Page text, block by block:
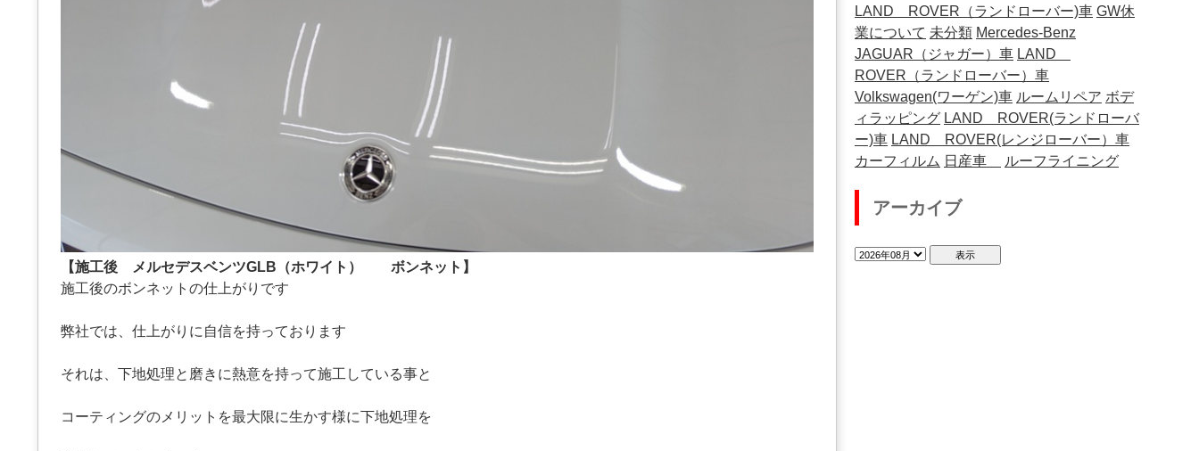
【施工後 メルセデスベンツGLB（ホワイト） ボンネット】
施工後のボンネットの仕上がりです
弊社では、仕上がりに自信を持っております
それは、下地処理と磨きに熱意を持って施工している事と
コーティングのメリットを最大限に生かす様に下地処理を
LAND ROVER（ランドローバー)車 GW休
業について 未分類 Mercedes-Benz
JAGUAR（ジャガー）車 LAND
ROVER（ランドローバー）車
Volkswagen(ワーゲン)車 ルームリペア ボデ
ィラッピング LAND ROVER(ランドローバ
ー)車 LAND ROVER(レンジローバー）車
カーフィルム 日産車 ルーフライニング
アーカイブ